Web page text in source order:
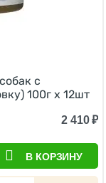
с
100г х 12шт
2 410₽
В КОРЗИНУ